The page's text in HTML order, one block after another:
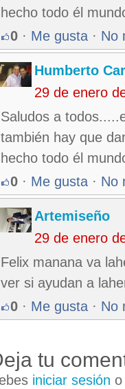
hecho todo él
0 · Me gusta · No
Humberto
29 de enero
Saludos a
también hay que
hecho todo él
0 · Me gusta · No
Artemiseño
29 de enero
Felix manana va
ver si ayudan a
0 · Me gusta · No
tu
iniciar sesión